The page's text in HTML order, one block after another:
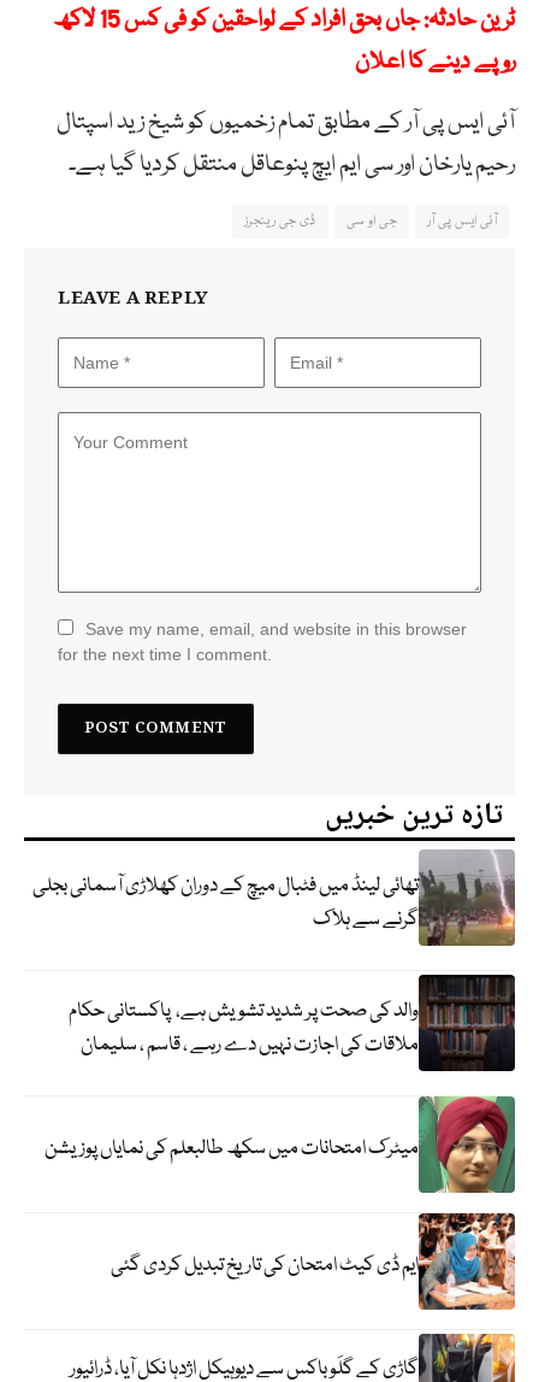
ٹرین حادثہ: جاں بحق افراد کے لواحقین کو فی کس 15 لاکھ
روپے دینے کا اعلان
آئی ایس پی آر کے مطابق تمام زخمیوں کو شیخ زید اسپتال
رحیم یارخان اور سی ایم ایچ پنوعاقل منتقل کردیا گیا ہے۔
آئی ایس پی آر جی او سی ڈی جی رینجرز
LEAVE A REPLY
Save my name, email, and website in this browser
for the next time I comment.
تازہ ترین خبریں
تھائی لینڈ میں فٹبال میچ کے دوران کھلاڑی آسمانی بجلی
گرنے سے ہلاک
والد کی صحت پر شدید تشویش ہے، پاکستانی حکام
ملاقات کی اجازت نہیں دے رہے ، قاسم ، سلیمان
میٹرک امتحانات میں سکھ طالبعلم کی نمایاں پوزیشن
ایم ڈی کیٹ امتحان کی تاریخ تبدیل کردی گئی
گاڑی کے گلَو باکس سے دیوہیکل اژدہا نکل آیا، ڈرائیور